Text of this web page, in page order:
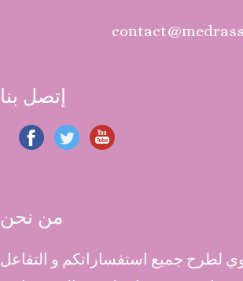
إتصل بنا
من نحن
لطرح جميع استفساراتكم و التفاعل